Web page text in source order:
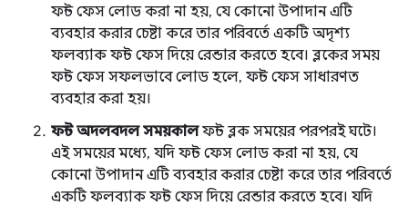
ফন্ট ফেস লোড করা না হয়, যে কোনো উপাদান এটি
ব্যবহার করার চেষ্টা করে তার পরিবর্তে একটি অদৃশ্য
ফলব্যাক ফন্ট ফেস দিয়ে রেন্ডার করতে হবে। ব্লকের সময়
ফন্ট ফেস সফলভাবে লোড হলে, ফন্ট ফেস সাধারণত
ব্যবহার করা হয়।
ফন্ট অদলবদল সময়কালফন্ট ব্লক সময়ের পরপরই ঘটে।
এই সময়ের মধ্যে, যদি ফন্ট ফেস লোড করা না হয়, যে
কোনো উপাদান এটি ব্যবহার করার চেষ্টা করে তার পরিবর্তে
একটি ফলব্যাক ফন্ট ফেস দিয়ে রেন্ডার করতে হবে। যদি